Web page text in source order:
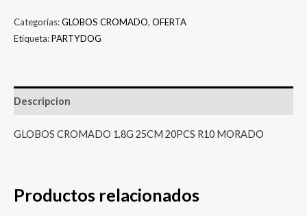
Categorías:GLOBOS CROMADO, OFERTA
Etiqueta:PARTYDOG
Descripcion
GLOBOS CROMADO 1.8G 25CM 20PCS R10 MORADO
Productos relacionados